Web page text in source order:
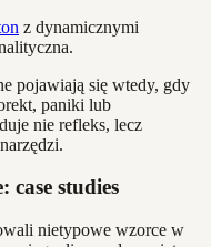
z dynamicznymi
pojawiają się wtedy, gdy
paniki lub
nie refleks, lecz
studies
nietypowe wzorce w